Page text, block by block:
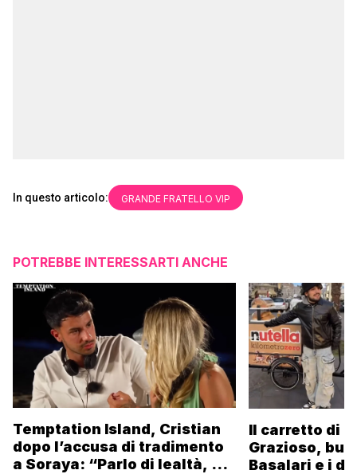
In questo articolo: GRANDE FRATELLO VIP
POTREBBE INTERESSARTI ANCHE
Temptation Island, Cristian
dopo l’accusa di tradimento
a Soraya: “Parlo di lealtà, ma
Il carretto di
Grazioso,
Basalari e i